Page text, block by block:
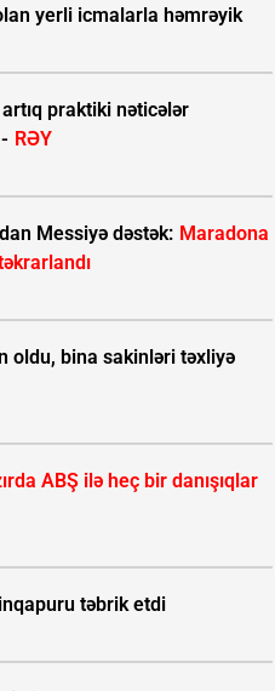
yerli icmalarla həmrəyik
praktiki nəticələr
RƏY
Messiyə dəstək: Maradona
oldu, bina sakinləri təxliyə
ABŞ ilə heç bir danışıqlar
təbrik etdi